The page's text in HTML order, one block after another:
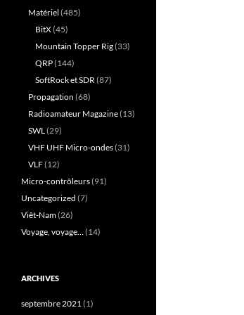
Matériel (485)
BitX(45)
Mountain Topper Rig(33)
QRP(144)
SoftRock et SDR(87)
Propagation (68)
Radioamateur Magazine(13)
SWL(29)
VHF UHF Micro-ondes(31)
VLF(12)
Micro-contrôleurs(91)
Uncategorized (7)
Viêt-Nam(26)
Voyage, voyage…(14)
ARCHIVES
septembre 2021(1)